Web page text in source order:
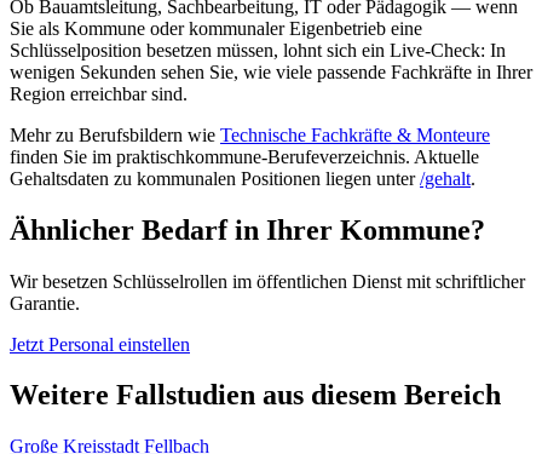
Ob Bauamtsleitung, Sachbearbeitung, IT oder Pädagogik — wenn
Sie als Kommune oder kommunaler Eigenbetrieb eine
Schlüsselposition besetzen müssen, lohnt sich ein Live-Check: In
wenigen Sekunden sehen Sie, wie viele passende Fachkräfte in Ihrer
Region erreichbar sind.
Mehr zu Berufsbildern wie Technische Fachkräfte & Monteure
finden Sie im praktischkommune-Berufeverzeichnis. Aktuelle
Gehaltsdaten zu kommunalen Positionen liegen unter/gehalt.
Ähnlicher Bedarf in Ihrer Kommune?
Wir besetzen Schlüsselrollen im öffentlichen Dienst mit schriftlicher
Garantie.
Jetzt Personal einstellen
Weitere Fallstudien aus diesem Bereich
Große Kreisstadt Fellbach